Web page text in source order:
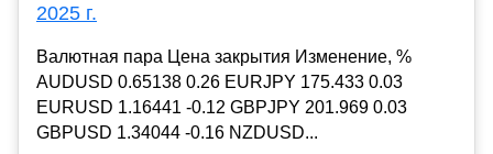
2025 г.
Валютная пара Цена закрытия Изменение, %
AUDUSD 0.65138 0.26 EURJPY 175.433 0.03
EURUSD 1.16441 -0.12 GBPJPY 201.969 0.03
GBPUSD 1.34044 -0.16 NZDUSD...